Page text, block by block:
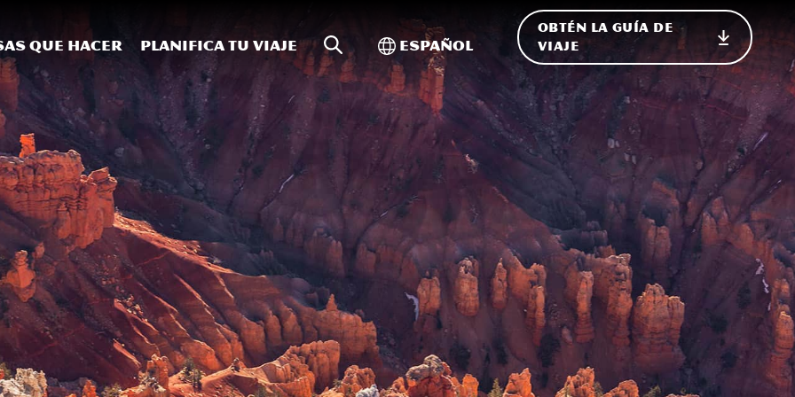
que hacer Planifica tu viaje Búsqueda en el sitio
Alternar Internacional
Español
OBTÉN LA GUÍA DE
VIAJE